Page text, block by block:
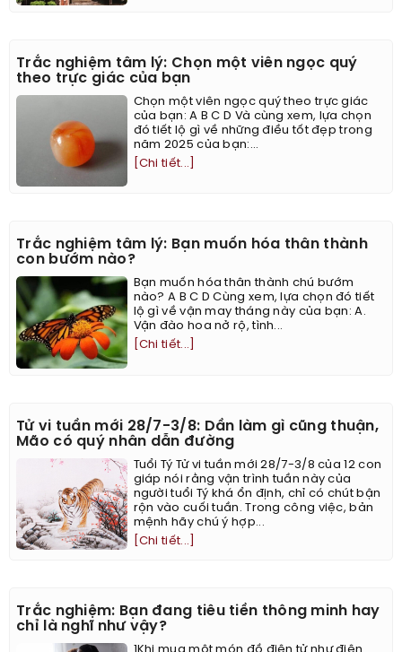
Trắc nghiệm tâm lý: Chọn một viên ngọc quý
theo trực giác của bạn
Chọn một viên ngọc quý theo trực giác
của bạn: A B C D Và cùng xem, lựa chọn
đó tiết lộ gì về những điều tốt đẹp trong
năm 2025 của bạn:...
[Chi tiết...]
Trắc nghiệm tâm lý: Bạn muốn hóa thân thành
con bướm nào?
Bạn muốn hóa thân thành chú bướm
nào? A B C D Cùng xem, lựa chọn đó tiết
lộ gì về vận may tháng này của bạn: A.
Vận đào hoa nở rộ, tình...
[Chi tiết...]
Tử vi tuần mới 28/7-3/8: Dần làm gì cũng thuận,
Mão có quý nhân dẫn đường
Tuổi Tý Tử vi tuần mới 28/7-3/8 của 12 con
giáp nói rằng vận trình tuần này của
người tuổi Tý khá ổn định, chỉ có chút bận
rộn vào cuối tuần. Trong công việc, bản
mệnh hãy chú ý hợp...
[Chi tiết...]
Trắc nghiệm: Bạn đang tiêu tiền thông minh hay
chỉ là nghĩ như vậy?
1Khi mua một món đồ điện tử như điện